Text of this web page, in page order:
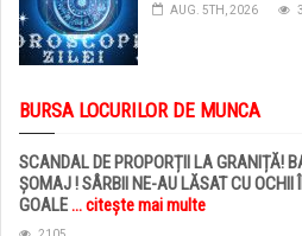
AUG. 5TH, 2026
BURSA LOCURILOR DE MUNCA
SCANDAL DE PROPORȚII LA GRANIȚĂ!
ȘOMAJ ! SÂRBII NE-AU LĂSAT CU OCHII
GOALE... citește mai multe